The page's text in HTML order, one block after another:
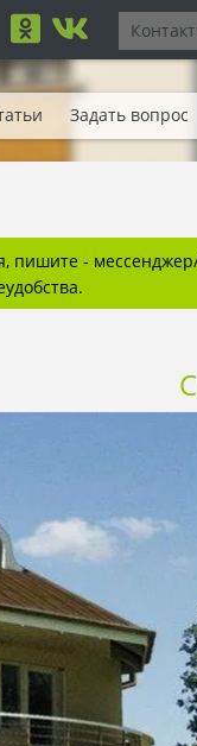
Задать вопрос
-